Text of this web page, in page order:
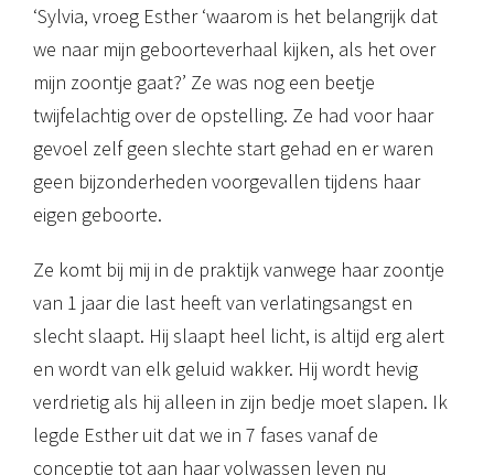
‘Sylvia, vroeg Esther ‘waarom is het belangrijk dat
we naar mijn geboorteverhaal kijken, als het over
mijn zoontje gaat?’ Ze was nog een beetje
twijfelachtig over de opstelling. Ze had voor haar
gevoel zelf geen slechte start gehad en er waren
geen bijzonderheden voorgevallen tijdens haar
eigen geboorte.
Ze komt bij mij in de praktijk vanwege haar zoontje
van 1 jaar die last heeft van verlatingsangst en
slecht slaapt. Hij slaapt heel licht, is altijd erg alert
en wordt van elk geluid wakker. Hij wordt hevig
verdrietig als hij alleen in zijn bedje moet slapen. Ik
legde Esther uit dat we in 7 fases vanaf de
conceptie tot aan haar volwassen leven nu